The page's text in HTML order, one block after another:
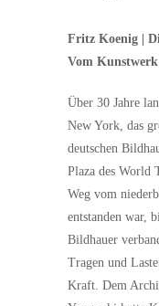
Fritz Koenig |
Vom
Über 30 Jahre
New York, das
deutschen
Plaza des World
Weg vom
entstanden war,
Bildhauer
Tragen und
Kraft. Dem